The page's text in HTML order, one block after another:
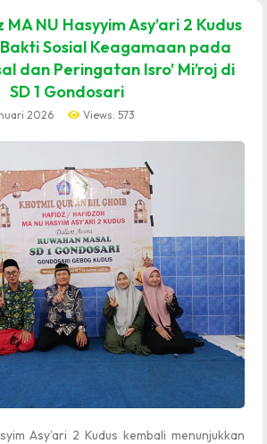
NU Hasyyim Asy’ari 2 Kudus
Sosial Keagamaan pada
dan Peringatan Isro’ Mi’roj di
SD 1 Gondosari
2026 Views: 573
Asy’ari 2 Kudus kembali menunjukkan